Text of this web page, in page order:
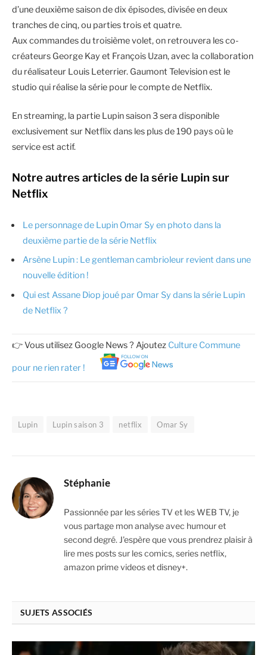
d’une deuxième saison de dix épisodes, divisée en deux
tranches de cinq, ou parties trois et quatre.
Aux commandes du troisième volet, on retrouvera les co-
créateurs George Kay et François Uzan, avec la collaboration
du réalisateur Louis Leterrier. Gaumont Television est le
studio qui réalise la série pour le compte de Netflix.
En streaming, la partie Lupin saison 3 sera disponible
exclusivement sur Netflix dans les plus de 190 pays où le
service est actif.
Notre autres articles de la série Lupin sur
Netflix
Le personnage de Lupin Omar Sy en photo dans la
deuxième partie de la série Netflix
Arsène Lupin : Le gentleman cambrioleur revient dans une
nouvelle édition !
Qui est Assane Diop joué par Omar Sy dans la série Lupin
de Netflix ?
👉 Vous utilisez Google News ? Ajoutez Culture Commune
pour ne rien rater !
Lupin Lupin saison 3 netflix Omar Sy
Stéphanie
Passionnée par les séries TV et les WEB TV, je
vous partage mon analyse avec humour et
second degré. J'espère que vous prendrez plaisir à
lire mes posts sur les comics, series netflix,
amazon prime videos et disney+.
SUJETS ASSOCIÉS